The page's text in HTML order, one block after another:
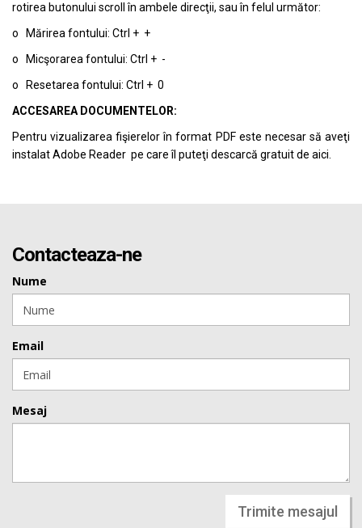
rotirea butonului scroll în ambele direcţii, sau în felul următor:
o Mărirea fontului: Ctrl + +
o Micşorarea fontului: Ctrl + -
o Resetarea fontului: Ctrl + 0
ACCESAREA DOCUMENTELOR:
Pentru vizualizarea fişierelor în format PDF este necesar să aveţi
instalat Adobe Reader pe care îl puteţi descarcă gratuit de aici.
Contacteaza-ne
Nume
Email
Mesaj
Trimite mesajul